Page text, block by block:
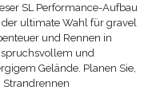
SL Performance-Aufbau
der ultimate Wahl für gravel
und Rennen in
und
Gelände. Planen Sie,
Strandrennen